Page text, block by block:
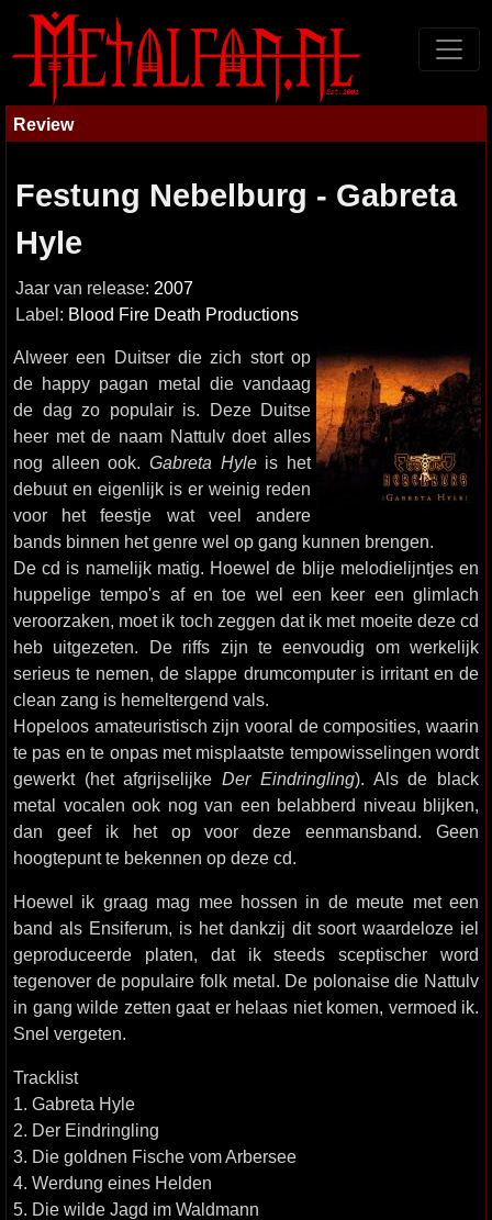
Review
Festung Nebelburg - Gabreta
Hyle
Jaar van release: 2007
Label: Blood Fire Death Productions
Alweer een Duitser die zich stort op
de happy pagan metal die vandaag
de dag zo populair is. Deze Duitse
heer met de naam Nattulv doet alles
nog alleen ook. Gabreta Hyleis het
debuut en eigenlijk is er weinig reden
voor het feestje wat veel andere
bands binnen het genre wel op gang kunnen brengen.
De cd is namelijk matig. Hoewel de blije melodielijntjes en
huppelige tempo's af en toe wel een keer een glimlach
veroorzaken, moet ik toch zeggen dat ik met moeite deze cd
heb uitgezeten. De riffs zijn te eenvoudig om werkelijk
serieus te nemen, de slappe drumcomputer is irritant en de
clean zang is hemeltergend vals.
Hopeloos amateuristisch zijn vooral de composities, waarin
te pas en te onpas met misplaatste tempowisselingen wordt
gewerkt (het afgrijselijkeDer Eindringling). Als de black
metal vocalen ook nog van een belabberd niveau blijken,
dan geef ik het op voor deze eenmansband. Geen
hoogtepunt te bekennen op deze cd.
Hoewel ik graag mag mee hossen in de meute met een
band als Ensiferum, is het dankzij dit soort waardeloze iel
geproduceerde platen, dat ik steeds sceptischer word
tegenover de populaire folk metal. De polonaise die Nattulv
in gang wilde zetten gaat er helaas niet komen, vermoed ik.
Snel vergeten.
Tracklist
1. Gabreta Hyle
2. Der Eindringling
3. Die goldnen Fische vom Arbersee
4. Werdung eines Helden
5. Die wilde Jagd im Waldmann